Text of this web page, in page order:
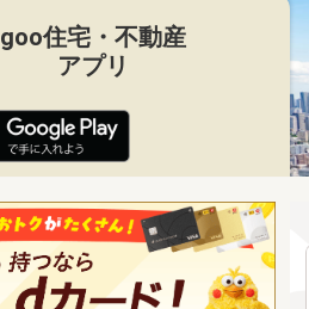
goo住宅・不動産
アプリ